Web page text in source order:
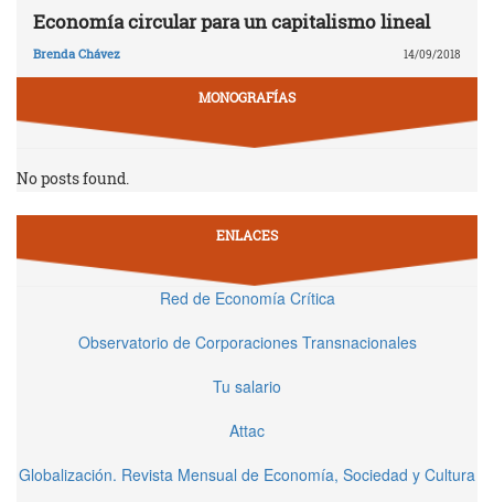
Economía circular para un capitalismo lineal
Brenda Chávez 14/09/2018
MONOGRAFÍAS
No posts found.
ENLACES
Red de Economía Crítica
Observatorio de Corporaciones Transnacionales
Tu salario
Attac
Globalización. Revista Mensual de Economía, Sociedad y Cultura